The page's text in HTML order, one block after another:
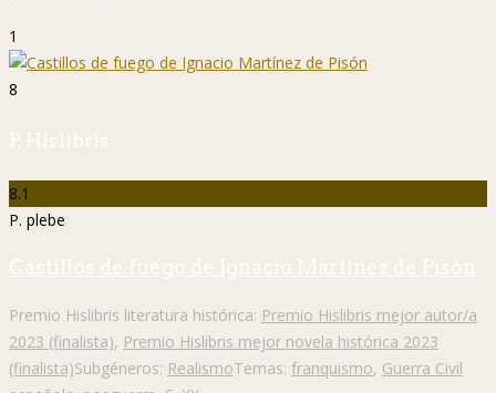
1
8
P. Hislibris
8.1
P. plebe
Castillos de fuego de Ignacio Martínez de Pisón
Premio Hislibris literatura histórica: Premio Hislibris mejor autor/a
2023 (finalista), Premio Hislibris mejor novela histórica 2023
(finalista)Subgéneros: RealismoTemas: franquismo, Guerra Civil